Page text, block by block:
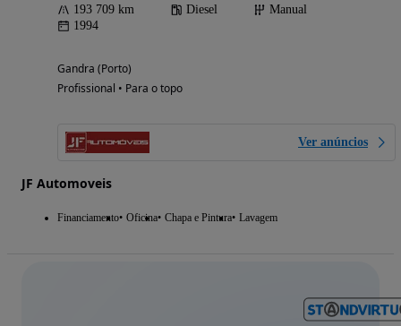
193 709 km Diesel
Manual
1994
Gandra (Porto)
Profissional • Para o topo
Ver anúncios
JF Automoveis
Financiamento Oficina Chapa e Pintura Lavagem